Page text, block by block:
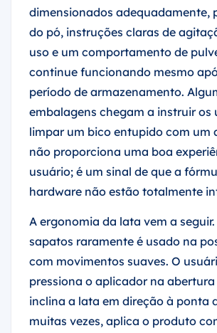
dimensionados adequadamente,
do pó, instruções claras de
uso e um comportamento de
continue funcionando mesmo
período de armazenamento.
embalagens chegam a instruir os
limpar um bico entupido com um
não proporciona uma boa
usuário; é um sinal de que a
hardware não estão totalmente
A ergonomia da lata vem a
sapatos raramente é usado na
com movimentos suaves. O
pressiona o aplicador na
inclina a lata em direção à ponta
muitas vezes, aplica o produto